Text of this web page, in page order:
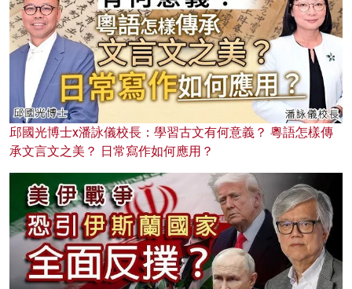
邱國光博士x潘詠儀校長：學習古文有何意義？ 粵語怎樣傳
承文言文之美？ 日常寫作如何應用？